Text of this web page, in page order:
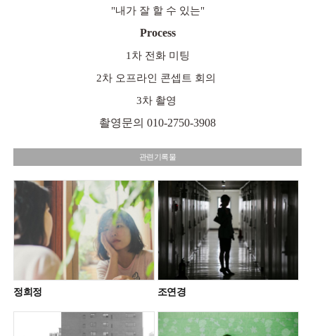
"내가 잘 할 수 있는"
Process
1차 전화 미팅
2차 오프라인 콘셉트 회의
3차 촬영
촬영문의 010-2750-3908
관련기록물
정희정 조연경